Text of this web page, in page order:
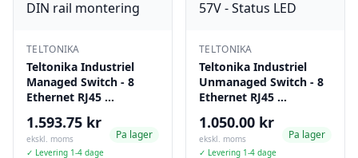
TELTONIKA
Teltonika Industriel
Managed Switch - 8
Ethernet RJ45 …
1.593.75 kr
ekskl. moms
✓ Levering 1-4 dage
Pa lager
TELTONIKA
Teltonika Industriel
Unmanaged Switch - 8
Ethernet RJ45 …
1.050.00 kr
ekskl. moms
✓ Levering 1-4 dage
Pa lager